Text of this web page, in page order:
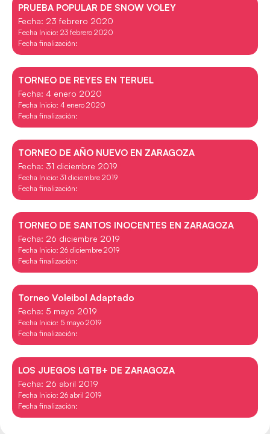
PRUEBA POPULAR DE SNOW VOLEY
Fecha: 23 febrero 2020
Fecha Inicio: 23 febrero 2020
Fecha finalización:
TORNEO DE REYES EN TERUEL
Fecha: 4 enero 2020
Fecha Inicio: 4 enero 2020
Fecha finalización:
TORNEO DE AÑO NUEVO EN ZARAGOZA
Fecha: 31 diciembre 2019
Fecha Inicio: 31 diciembre 2019
Fecha finalización:
TORNEO DE SANTOS INOCENTES EN ZARAGOZA
Fecha: 26 diciembre 2019
Fecha Inicio: 26 diciembre 2019
Fecha finalización:
Torneo Voleibol Adaptado
Fecha: 5 mayo 2019
Fecha Inicio: 5 mayo 2019
Fecha finalización:
LOS JUEGOS LGTB+ DE ZARAGOZA
Fecha: 26 abril 2019
Fecha Inicio: 26 abril 2019
Fecha finalización: